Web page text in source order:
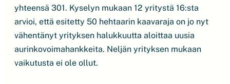
yhteensä 301. Kyselyn mukaan 12 yritystä 16:sta
arvioi, että esitetty 50 hehtaarin kaavaraja on jo nyt
vähentänyt yrityksen halukkuutta aloittaa uusia
aurinkovoimahankkeita. Neljän yrityksen mukaan
vaikutusta ei ole ollut.